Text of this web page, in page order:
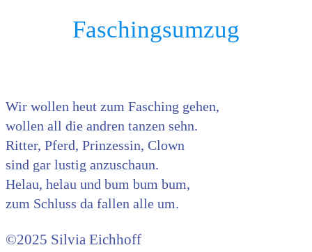
Faschingsumzug
Wir wollen heut zum Fasching gehen,
wollen all die andren tanzen sehn.
Ritter, Pferd, Prinzessin, Clown
sind gar lustig anzuschaun.
Helau, helau und bum bum bum,
zum Schluss da fallen alle um.
©2025 Silvia Eichhoff